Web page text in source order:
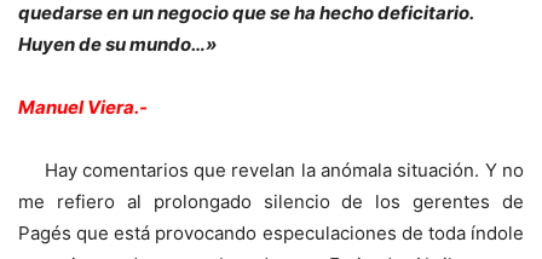
quedarse en un negocio que se ha hecho deficitario.
Huyen de su mundo…»
Manuel Viera.-
Hay comentarios que revelan la anómala situación. Y no
me refiero al prolongado silencio de los gerentes de
Pagés que está provocando especulaciones de toda índole